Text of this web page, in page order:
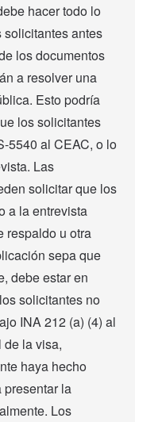
hacer todo lo
antes
los documentos
a resolver una
Esto podría
los solicitantes
5540 al CEAC, o lo
Las
solicitar que los
a la entrevista
respaldo u otra
sepa que
debe estar en
solicitantes no
INA 212 (a) (4) al
la visa,
haya hecho
presentar la
Los